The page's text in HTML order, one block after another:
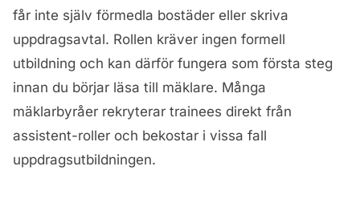
får inte själv förmedla bostäder eller skriva
uppdragsavtal. Rollen kräver ingen formell
utbildning och kan därför fungera som första steg
innan du börjar läsa till mäklare. Många
mäklarbyråer rekryterar trainees direkt från
assistent-roller och bekostar i vissa fall
uppdragsutbildningen.